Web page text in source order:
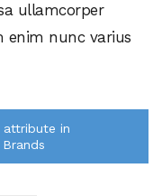
ullamcorper
enim nunc varius
attribute in